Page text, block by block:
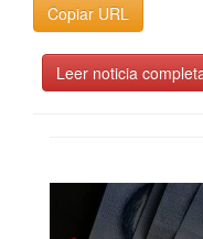
Copiar URL
Leer noticia